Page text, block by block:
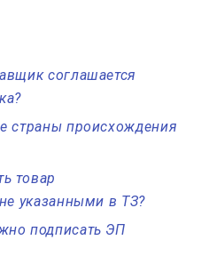
соглашается
страны происхождения
товар
указанными в ТЗ?
подписать ЭП